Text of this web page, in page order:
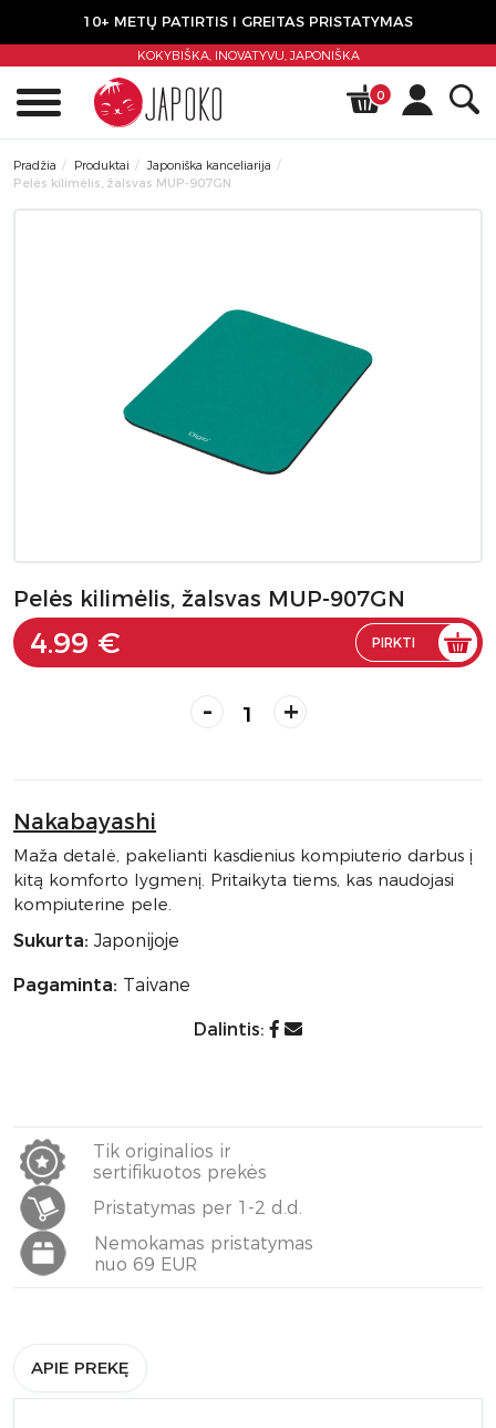
10+ METŲ PATIRTIS I GREITAS PRISTATYMAS
KOKYBIŠKA, INOVATYVU,JAPONIŠKA
0
Pradžia Produktai
Japoniška kanceliarija
Pelės kilimėlis, žalsvas MUP-907GN
Pelės kilimėlis, žalsvas MUP-907GN
4.99 € PIRKTI
- +
Nakabayashi
Maža detalė, pakelianti kasdienius kompiuterio darbus į
kitą komforto lygmenį. Pritaikyta tiems, kas naudojasi
kompiuterine pele.
Sukurta: Japonijoje
Pagaminta: Taivane
Dalintis:
Tik originalios ir
sertifikuotos prekės
Pristatymas per 1-2 d.d.
Nemokamas pristatymas
nuo 69 EUR
APIE PREKĘ